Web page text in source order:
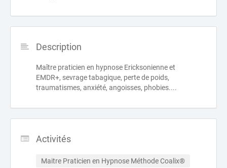
Description
Maître praticien en hypnose Ericksonienne et
EMDR+, sevrage tabagique, perte de poids,
traumatismes, anxiété, angoisses, phobies....
Activités
Maitre Praticien en Hypnose Méthode Coalix®